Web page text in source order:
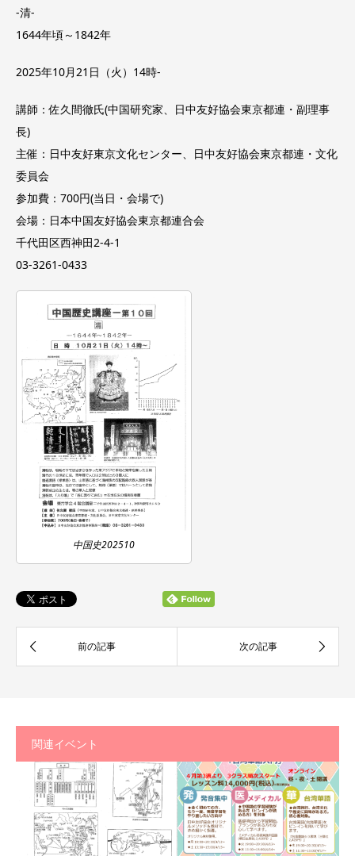
-清-
1644年頃～1842年
2025年10月21日（火）14時-
講師：佐久間徹氏(中国研究家、日中友好協会東京都連・副理事
長)
主催：日中友好東京文化センター、日中友好協会東京都連・文化
委員会
参加費：700円(当日・会場で)
会場：日本中国友好協会東京都連合会
千代田区西神田2-4-1
03-3261-0433
中国史202510
関連イベント